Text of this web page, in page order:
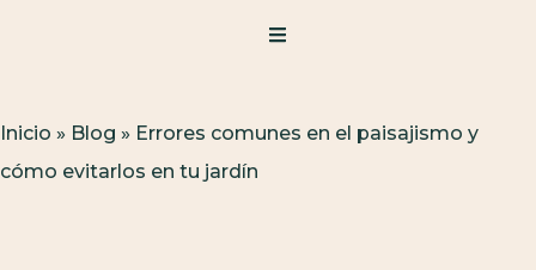
Inicio » Blog » Errores comunes en el paisajismo y
cómo evitarlos en tu jardín